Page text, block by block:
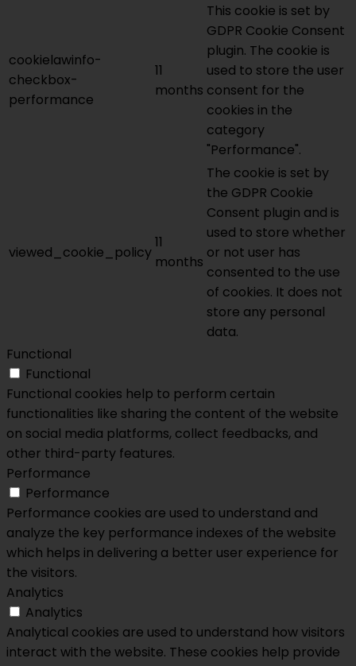
cookielawinfo-
checkbox-
performance
11
months
This cookie is set by
GDPR Cookie Consent
plugin. The cookie is
used to store the user
consent for the
cookies in the
category
"Performance".
viewed_cookie_policy
11
months
The cookie is set by
the GDPR Cookie
Consent plugin and is
used to store whether
or not user has
consented to the use
of cookies. It does not
store any personal
data.
Functional
Functional
Functional cookies help to perform certain
functionalities like sharing the content of the website
on social media platforms, collect feedbacks, and
other third-party features.
Performance
Performance
Performance cookies are used to understand and
analyze the key performance indexes of the website
which helps in delivering a better user experience for
the visitors.
Analytics
Analytics
Analytical cookies are used to understand how visitors
interact with the website. These cookies help provide